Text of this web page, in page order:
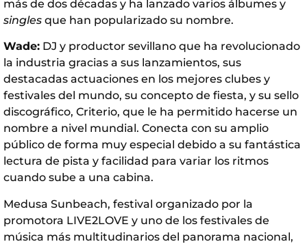
más de dos décadas y ha lanzado varios álbumes y
singles que han popularizado su nombre.
Wade: DJ y productor sevillano que ha revolucionado
la industria gracias a sus lanzamientos, sus
destacadas actuaciones en los mejores clubes y
festivales del mundo, su concepto de fiesta, y su sello
discográfico, Criterio, que le ha permitido hacerse un
nombre a nivel mundial. Conecta con su amplio
público de forma muy especial debido a su fantástica
lectura de pista y facilidad para variar los ritmos
cuando sube a una cabina.
Medusa Sunbeach, festival organizado por la
promotora LIVE2LOVE y uno de los festivales de
música más multitudinarios del panorama nacional,